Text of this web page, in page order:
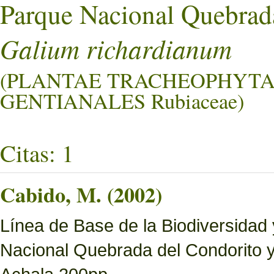
Parque Nacional
Galium richardianum
(PLANTAE
GENTIANALES Rubiaceae)
Citas: 1
Cabido, M. (2002)
Línea de Base de la
Nacional Quebrada del Condorito